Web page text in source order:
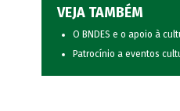
VEJA TAMBÉM
O BNDES e o apoio à
Patrocínio a eventos